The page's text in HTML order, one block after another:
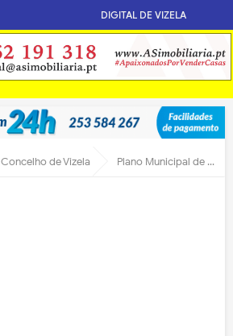
DIGITAL DE VIZELA
Concelho de Vizela Plano Municipal de Emergência de Proteção Civil de Vizela em discussão pública até 6 de julho